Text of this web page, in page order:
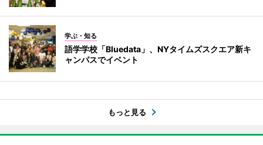
学ぶ・知る
語学学校「Bluedata」、NYタイムズスクエア新キ
ャンパスでイベント
もっと見る